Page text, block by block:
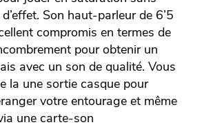
Son haut-parleur de 6’5
compromis en termes de
pour obtenir un
avec un son de qualité. Vous
la une sortie casque pour
votre entourage et même
une carte-son